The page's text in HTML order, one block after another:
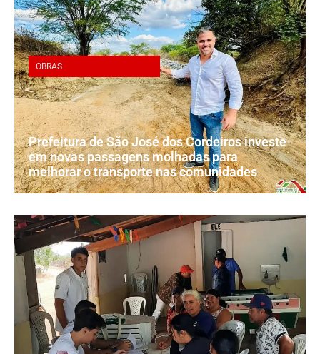
OBRAS
Prefeitura de São José dos Cordeiros investe
em novas passagens molhadas para
melhorar o transporte nas comunidades